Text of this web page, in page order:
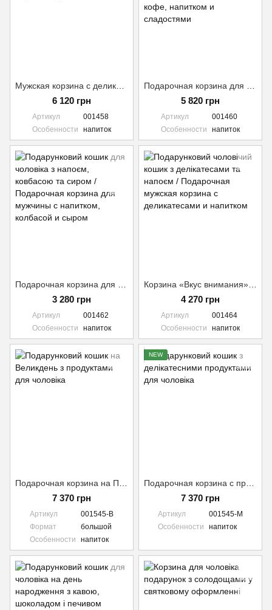
6 120 грн
Артикул
001458
Особенности
напиток
5 820 грн
Артикул
001460
Особенности
напиток
3 280 грн
Артикул
001462
Особенности
напиток
4 270 грн
Артикул
001464
Особенности
напиток
7 370 грн
Артикул
001545-B
Формат
большой
Особенности
напиток
NEW
7 370 грн
Артикул
001545-M
Особенности
напиток